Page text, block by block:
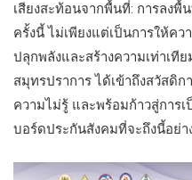
เสียงสะท้อนจากพื้นที่: การลง
ครั้งนี้ ไม่เพียงแต่เป็นการให้ค
ปลุกพลังและสร้างความเท่าเที
สมุทรปราการ ได้เข้าถึงสวัสดิ
ความไม่รู้ และพร้อมก้าวสู่การเ
บอร์ดประกันสังคมที่จะถึงนี้อย่